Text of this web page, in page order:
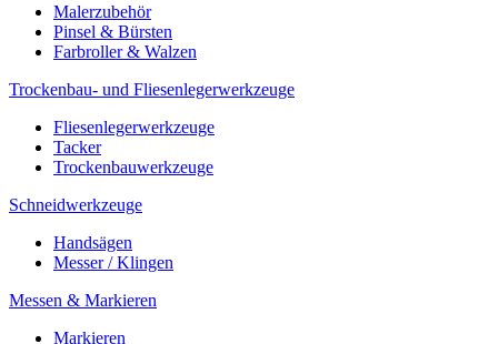
Malerzubehör
Pinsel & Bürsten
Farbroller & Walzen
Trockenbau- und Fliesenlegerwerkzeuge
Fliesenlegerwerkzeuge
Tacker
Trockenbauwerkzeuge
Schneidwerkzeuge
Handsägen
Messer / Klingen
Messen & Markieren
Markieren